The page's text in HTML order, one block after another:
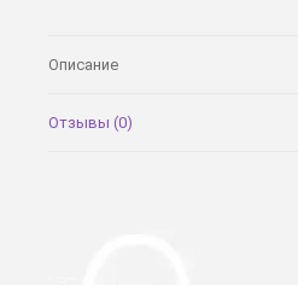
Описание
Отзывы (0)